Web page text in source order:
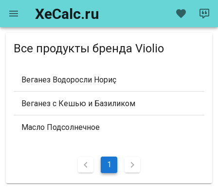
XeCalc.ru
Все продукты бренда Violio
Веганез Водоросли Нориç
Веганез с Кешью и Базиликом
Масло Подсолнечное
1